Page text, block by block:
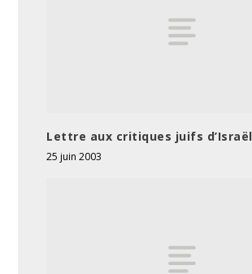
Lettre aux critiques juifs d’Israël
25 juin 2003